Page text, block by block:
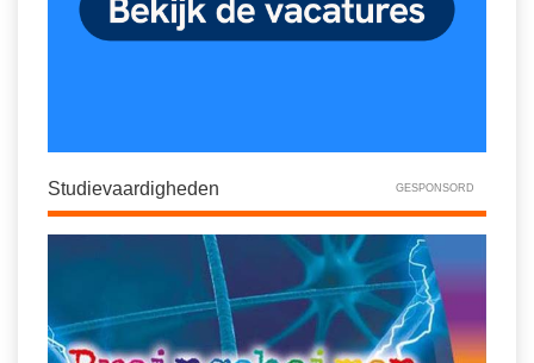
Nieuwsbrief archief
Huiswerkbegeleider zoeken
Huiswerkbegeleider worden
Studievaardigheden GESPONSORD